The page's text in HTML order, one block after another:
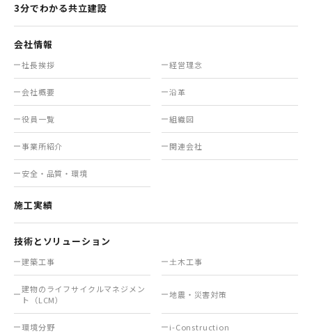
3分でわかる共立建設
会社情報
社長挨拶 経営理念
会社概要 沿革
役員一覧 組織図
事業所紹介 関連会社
安全・品質・環境
施工実績
技術とソリューション
建築工事 土木工事
建物のライフサイクルマネジメン
ト（LCM）
地震・災害対策
環境分野 i-Construction